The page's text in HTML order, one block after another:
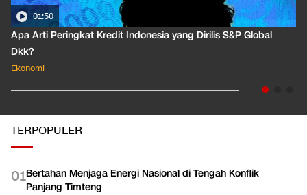
01:50
Apa Arti Peringkat Kredit Indonesia yang Dirilis S&P Global
Dkk?
Ekonomi
TERPOPULER
01Bertahan Menjaga Energi Nasional di Tengah Konflik
Panjang Timteng